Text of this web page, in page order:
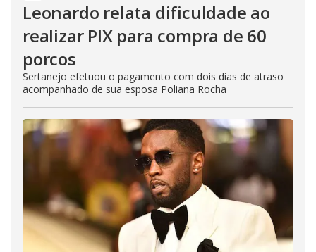
Leonardo relata dificuldade ao
realizar PIX para compra de 60
porcos
Sertanejo efetuou o pagamento com dois dias de atraso
acompanhado de sua esposa Poliana Rocha